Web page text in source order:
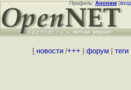
Профиль:Аноним(
[ новости/+++ форум| теги|